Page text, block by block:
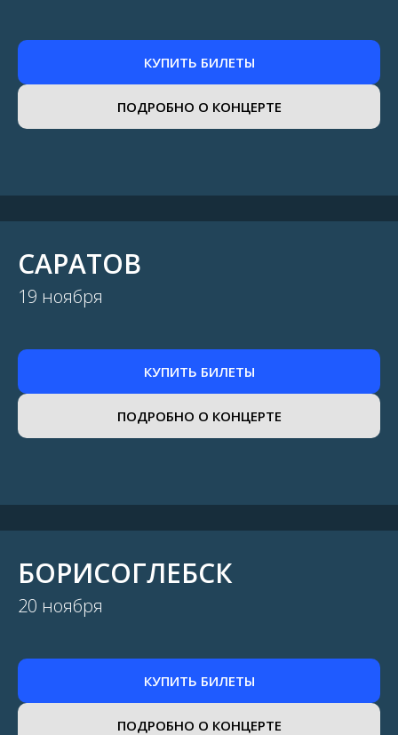
КУПИТЬ БИЛЕТЫ
ПОДРОБНО О КОНЦЕРТЕ
САРАТОВ
19 ноября
КУПИТЬ БИЛЕТЫ
ПОДРОБНО О КОНЦЕРТЕ
БОРИСОГЛЕБСК
20 ноября
КУПИТЬ БИЛЕТЫ
ПОДРОБНО О КОНЦЕРТЕ